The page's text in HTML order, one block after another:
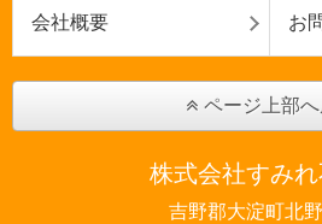
会社概要 お
ページ上部へ
株式会社すみ
吉野郡大淀町北